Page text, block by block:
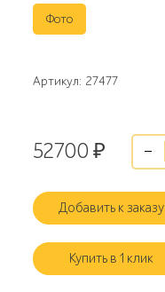
Фото
Артикул: 27477
52700 ₽
Добавить к заказу
Купить в 1 клик